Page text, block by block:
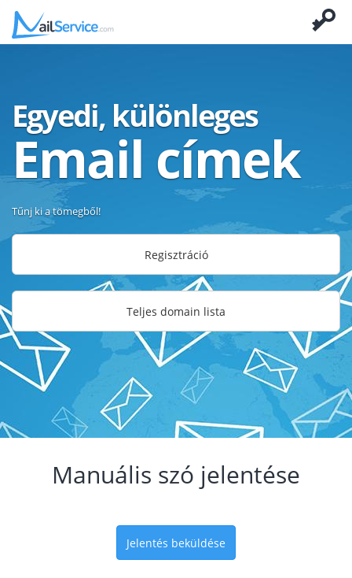
Egyedi, különleges
Email címek
Tűnj ki a tömegből!
Regisztráció
Teljes domain lista
Manuális szó jelentése
Jelentés beküldése